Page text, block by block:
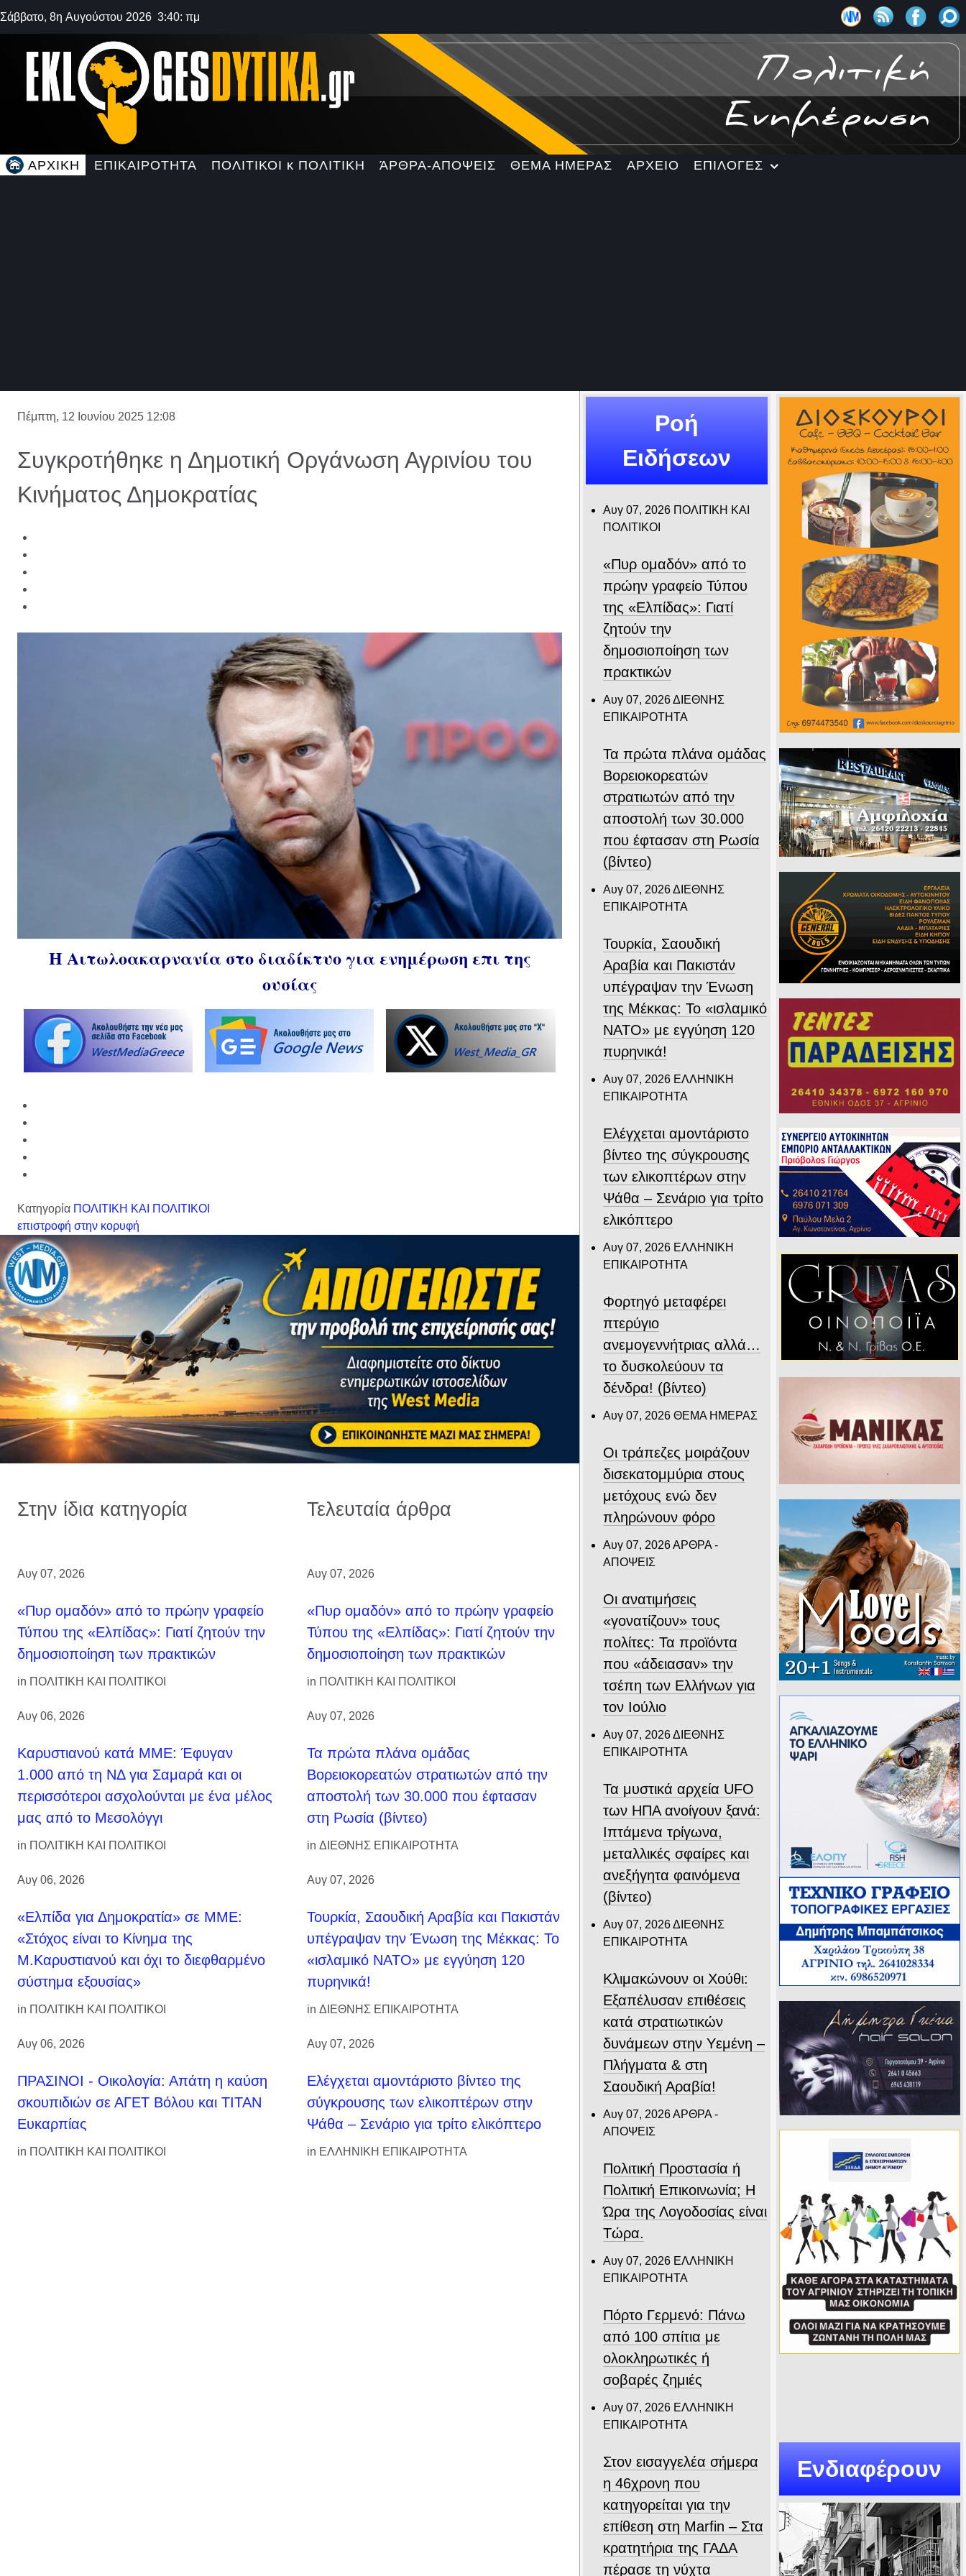
Σάββατο, 8η Αυγούστου 2026 3:40: πμ
ΑΡΧΙΚΗ ΕΠΙΚΑΙΡΟΤΗΤΑ ΠΟΛΙΤΙΚΟΙ κ ΠΟΛΙΤΙΚΗ ΆΡΘΡΑ-ΑΠΟΨΕΙΣ ΘΕΜΑ ΗΜΕΡΑΣ ΑΡΧΕΙΟ ΕΠΙΛΟΓΕΣ
Πέμπτη, 12 Ιουνίου 2025 12:08
Συγκροτήθηκε η Δημοτική Οργάνωση Αγρινίου του
Κινήματος Δημοκρατίας
Η Αιτωλοακαρνανία στο διαδίκτυο για ενημέρωση επι της
ουσίας
Κατηγορία ΠΟΛΙΤΙΚΗ ΚΑΙ ΠΟΛΙΤΙΚΟΙ
επιστροφή στην κορυφή
Στην ίδια κατηγορία
Αυγ 07, 2026
«Πυρ ομαδόν» από το πρώην γραφείο
Τύπου της «Ελπίδας»: Γιατί ζητούν την
δημοσιοποίηση των πρακτικών
in ΠΟΛΙΤΙΚΗ ΚΑΙ ΠΟΛΙΤΙΚΟΙ
Αυγ 06, 2026
Καρυστιανού κατά ΜΜΕ: Έφυγαν
1.000 από τη ΝΔ για Σαμαρά και οι
περισσότεροι ασχολούνται με ένα μέλος
μας από το Μεσολόγγι
in ΠΟΛΙΤΙΚΗ ΚΑΙ ΠΟΛΙΤΙΚΟΙ
Αυγ 06, 2026
«Ελπίδα για Δημοκρατία» σε ΜΜΕ:
«Στόχος είναι το Κίνημα της
Μ.Καρυστιανού και όχι το διεφθαρμένο
σύστημα εξουσίας»
in ΠΟΛΙΤΙΚΗ ΚΑΙ ΠΟΛΙΤΙΚΟΙ
Αυγ 06, 2026
ΠΡΑΣΙΝΟΙ - Οικολογία: Απάτη η καύση
σκουπιδιών σε ΑΓΕΤ Βόλου και ΤΙΤΑΝ
Ευκαρπίας
in ΠΟΛΙΤΙΚΗ ΚΑΙ ΠΟΛΙΤΙΚΟΙ
Τελευταία άρθρα
Αυγ 07, 2026
«Πυρ ομαδόν» από το πρώην γραφείο
Τύπου της «Ελπίδας»: Γιατί ζητούν την
δημοσιοποίηση των πρακτικών
in ΠΟΛΙΤΙΚΗ ΚΑΙ ΠΟΛΙΤΙΚΟΙ
Αυγ 07, 2026
Τα πρώτα πλάνα ομάδας
Βορειοκορεατών στρατιωτών από την
αποστολή των 30.000 που έφτασαν
στη Ρωσία (βίντεο)
inΔΙΕΘΝΗΣ ΕΠΙΚΑΙΡΟΤΗΤΑ
Αυγ 07, 2026
Τουρκία, Σαουδική Αραβία και Πακιστάν
υπέγραψαν την Ένωση της Μέκκας: Το
«ισλαμικό ΝΑΤΟ» με εγγύηση 120
πυρηνικά!
inΔΙΕΘΝΗΣ ΕΠΙΚΑΙΡΟΤΗΤΑ
Αυγ 07, 2026
Ελέγχεται αμοντάριστο βίντεο της
σύγκρουσης των ελικοπτέρων στην
Ψάθα – Σενάριο για τρίτο ελικόπτερο
in ΕΛΛΗΝΙΚΗ ΕΠΙΚΑΙΡΟΤΗΤΑ
Ροή
Ειδήσεων
Αυγ 07, 2026 ΠΟΛΙΤΙΚΗ ΚΑΙ
ΠΟΛΙΤΙΚΟΙ
«Πυρ ομαδόν» από το
πρώην γραφείο Τύπου
της «Ελπίδας»: Γιατί
ζητούν την
δημοσιοποίηση των
πρακτικών
Αυγ 07, 2026ΔΙΕΘΝΗΣ
ΕΠΙΚΑΙΡΟΤΗΤΑ
Τα πρώτα πλάνα ομάδας
Βορειοκορεατών
στρατιωτών από την
αποστολή των 30.000
που έφτασαν στη Ρωσία
(βίντεο)
Αυγ 07, 2026ΔΙΕΘΝΗΣ
ΕΠΙΚΑΙΡΟΤΗΤΑ
Τουρκία, Σαουδική
Αραβία και Πακιστάν
υπέγραψαν την Ένωση
της Μέκκας: Το «ισλαμικό
ΝΑΤΟ» με εγγύηση 120
πυρηνικά!
Αυγ 07, 2026 ΕΛΛΗΝΙΚΗ
ΕΠΙΚΑΙΡΟΤΗΤΑ
Ελέγχεται αμοντάριστο
βίντεο της σύγκρουσης
των ελικοπτέρων στην
Ψάθα – Σενάριο για τρίτο
ελικόπτερο
Αυγ 07, 2026 ΕΛΛΗΝΙΚΗ
ΕΠΙΚΑΙΡΟΤΗΤΑ
Φορτηγό μεταφέρει
πτερύγιο
ανεμογεννήτριας αλλά…
το δυσκολεύουν τα
δένδρα! (βίντεο)
Αυγ 07, 2026 ΘΕΜΑ ΗΜΕΡΑΣ
Οι τράπεζες μοιράζουν
δισεκατομμύρια στους
μετόχους ενώ δεν
πληρώνουν φόρο
Αυγ 07, 2026ΑΡΘΡΑ -
ΑΠΟΨΕΙΣ
Οι ανατιμήσεις
«γονατίζουν» τους
πολίτες: Τα προϊόντα
που «άδειασαν» την
τσέπη των Ελλήνων για
τον Ιούλιο
Αυγ 07, 2026ΔΙΕΘΝΗΣ
ΕΠΙΚΑΙΡΟΤΗΤΑ
Τα μυστικά αρχεία UFO
των ΗΠΑ ανοίγουν ξανά:
Ιπτάμενα τρίγωνα,
μεταλλικές σφαίρες και
ανεξήγητα φαινόμενα
(βίντεο)
Αυγ 07, 2026ΔΙΕΘΝΗΣ
ΕΠΙΚΑΙΡΟΤΗΤΑ
Κλιμακώνουν οι Χούθι:
Eξαπέλυσαν επιθέσεις
κατά στρατιωτικών
δυνάμεων στην Υεμένη –
Πλήγματα & στη
Σαουδική Αραβία!
Αυγ 07, 2026ΑΡΘΡΑ -
ΑΠΟΨΕΙΣ
Πολιτική Προστασία ή
Πολιτική Επικοινωνία; Η
Ώρα της Λογοδοσίας είναι
Τώρα.
Αυγ 07, 2026 ΕΛΛΗΝΙΚΗ
ΕΠΙΚΑΙΡΟΤΗΤΑ
Πόρτο Γερμενό: Πάνω
από 100 σπίτια με
ολοκληρωτικές ή
σοβαρές ζημιές
Αυγ 07, 2026 ΕΛΛΗΝΙΚΗ
ΕΠΙΚΑΙΡΟΤΗΤΑ
Στον εισαγγελέα σήμερα
η 46χρονη που
κατηγορείται για την
επίθεση στη Marfin – Στα
κρατητήρια της ΓΑΔΑ
πέρασε τη νύχτα
Ενδιαφέρουν